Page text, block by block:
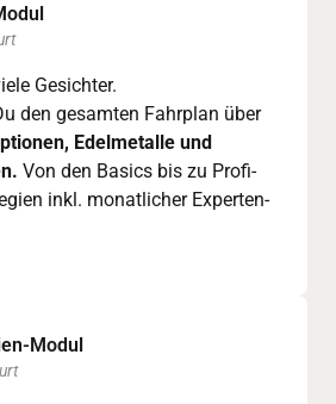
Gesichter.
Hier bekommst Du den gesamten Fahrplan über
Edelmetalle und
Von den Basics bis zu Profi-
inkl. monatlicher Experten-
Modul